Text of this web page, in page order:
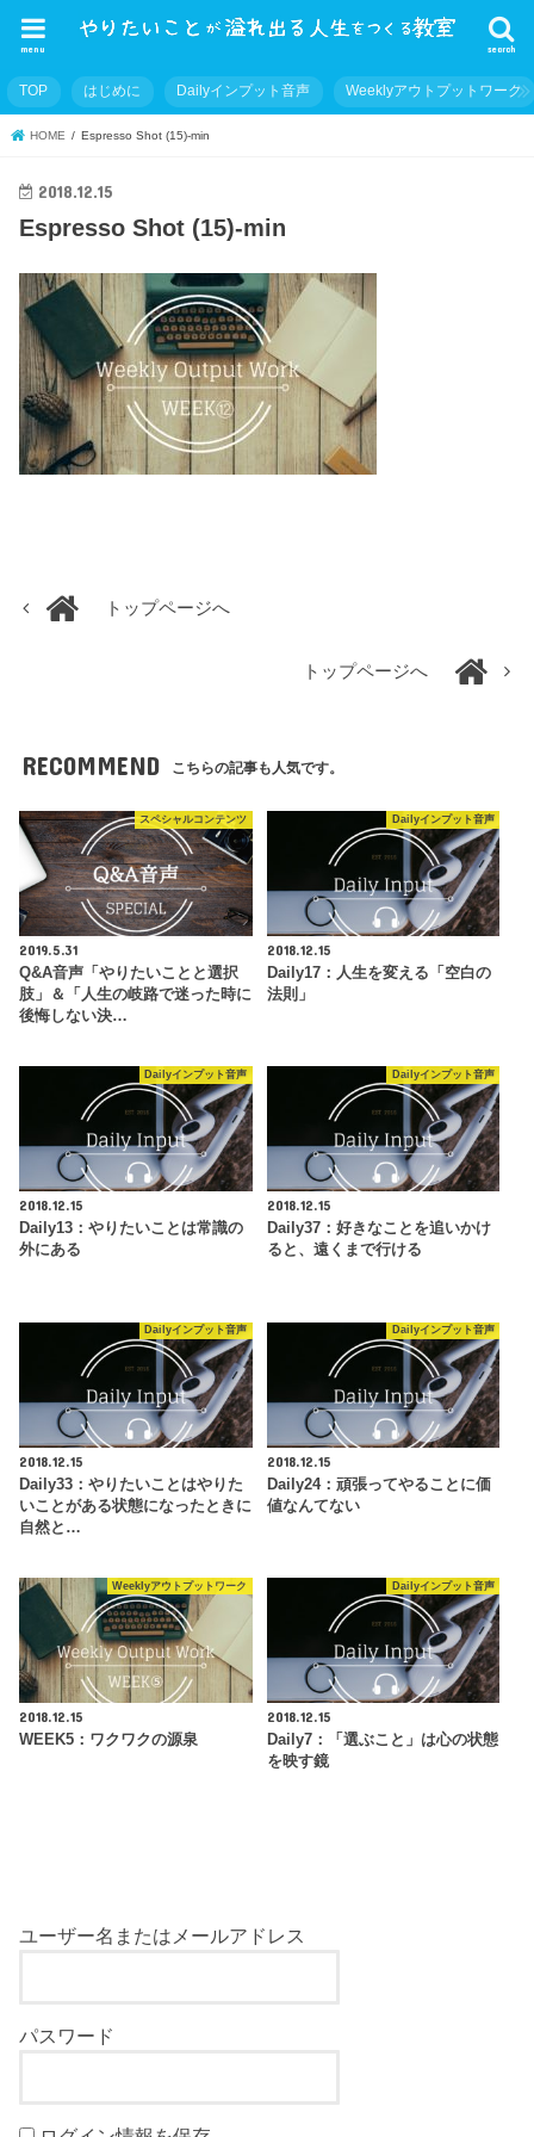
search
menu
TOP はじめに Dailyインプット音声 Weeklyアウトプットワーク
HOME Espresso Shot (15)-min
2018.12.15
Espresso Shot (15)-min
トップページへ
トップページへ
RECOMMEND こちらの記事も人気です。
スペシャルコンテンツ
2019.5.31
Q&A音声「やりたいことと選択
肢」＆「人生の岐路で迷った時に
後悔しない決…
Dailyインプット音声
2018.12.15
Daily17：人生を変える「空白の
法則」
Dailyインプット音声
2018.12.15
Daily13：やりたいことは常識の
外にある
Dailyインプット音声
2018.12.15
Daily37：好きなことを追いかけ
ると、遠くまで行ける
Dailyインプット音声
2018.12.15
Daily33：やりたいことはやりた
いことがある状態になったときに
自然と…
Dailyインプット音声
2018.12.15
Daily24：頑張ってやることに価
値なんてない
Weeklyアウトプットワーク
2018.12.15
WEEK5：ワクワクの源泉
Dailyインプット音声
2018.12.15
Daily7：「選ぶこと」は心の状態
を映す鏡
ユーザー名またはメールアドレス
パスワード